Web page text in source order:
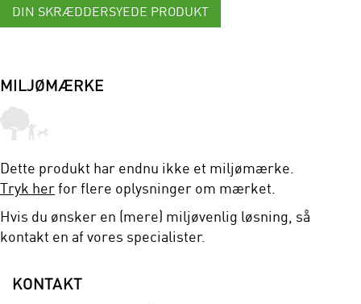
DIN SKRÆDDERSYEDE PRODUKT
MILJØMÆRKE
Dette produkt har endnu ikke et miljømærke.
Tryk herfor flere oplysninger om mærket.
Hvis du ønsker en (mere) miljøvenlig løsning, så
kontakt en af vores specialister.
KONTAKT